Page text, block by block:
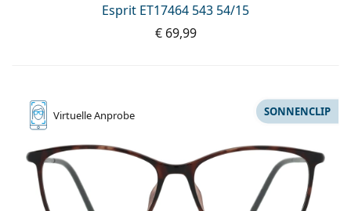
Esprit ET17464 543 54/15
€ 69,99
VirtuelleAnprobe SONNENCLIP